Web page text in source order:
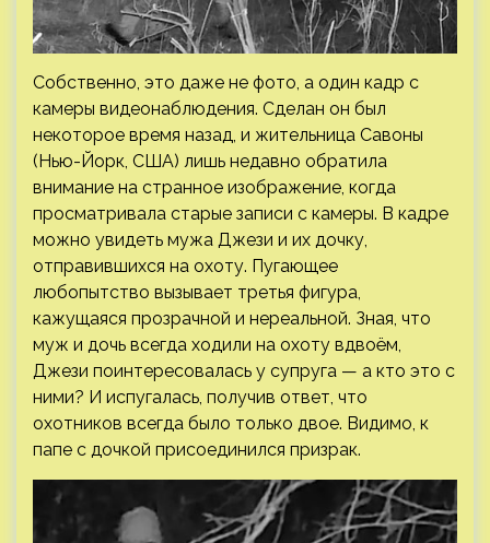
Собственно, это даже не фото, а один кадр с
камеры видеонаблюдения. Сделан он был
некоторое время назад, и жительница Савоны
(Нью-Йорк, США) лишь недавно обратила
внимание на странное изображение, когда
просматривала старые записи с камеры. В кадре
можно увидеть мужа Джези и их дочку,
отправившихся на охоту. Пугающее
любопытство вызывает третья фигура,
кажущаяся прозрачной и нереальной. Зная, что
муж и дочь всегда ходили на охоту вдвоём,
Джези поинтересовалась у супруга — а кто это с
ними? И испугалась, получив ответ, что
охотников всегда было только двое. Видимо, к
папе с дочкой присоединился призрак.